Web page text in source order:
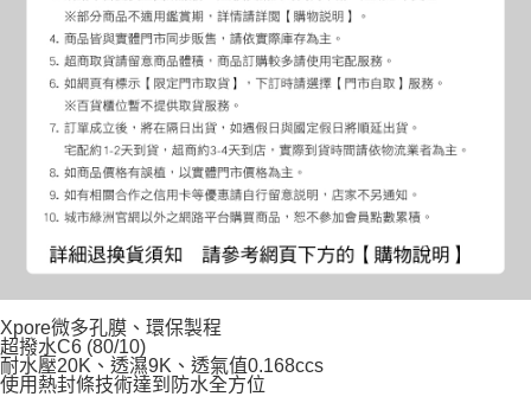
Xpore微多孔膜、環保製程
超撥水C6 (80/10)
耐水壓20K、透濕9K、透氣值0.168ccs
使用熱封條技術達到防水全方位